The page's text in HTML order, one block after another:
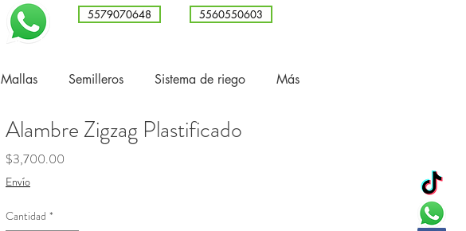
5579070648 5560550603
Mallas Semilleros Sistema de riego Más
Alambre Zigzag Plastificado
$3,700.00
Envío
Cantidad *